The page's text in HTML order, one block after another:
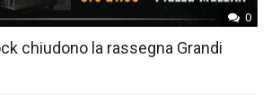
0
chiudono la rassegna Grandi